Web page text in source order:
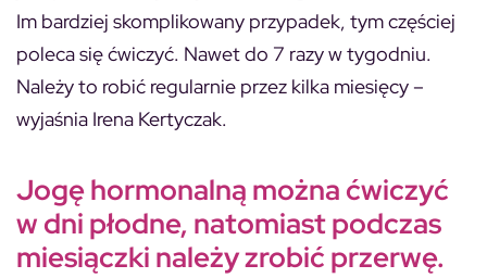
Im bardziej skomplikowany przypadek, tym częściej
poleca się ćwiczyć. Nawet do 7 razy w tygodniu.
Należy to robić regularnie przez kilka miesięcy –
wyjaśnia Irena Kertyczak.
Jogę hormonalną można ćwiczyć
w dni płodne, natomiast podczas
miesiączki należy zrobić przerwę.